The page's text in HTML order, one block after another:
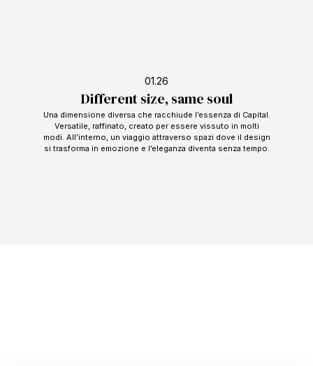
01.26
Different size, same soul
Una dimensione diversa che racchiude l’essenza di Capital.
Versatile, raffinato, creato per essere vissuto in molti
modi. All’interno, un viaggio attraverso spazi dove il design
si trasforma in emozione e l’eleganza diventa senza tempo.